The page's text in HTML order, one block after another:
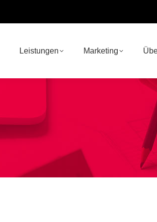
Leistungen Marketing